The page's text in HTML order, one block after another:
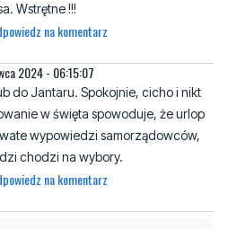
Wstrętne !!!
na komentarz
2024 - 06:15:07
do Jantaru. Spokojnie, cicho i nikt
w święta spowoduje, że urlop
wypowiedzi samorządowców,
chodzi na wybory.
na komentarz